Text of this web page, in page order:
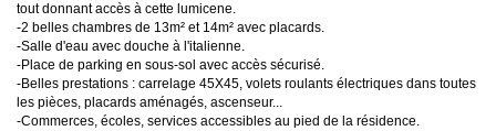
tout donnant accès à cette lumicene.
-2 belles chambres de 13m² et 14m² avec placards.
-Salle d'eau avec douche à l'italienne.
-Place de parking en sous-sol avec accès sécurisé.
-Belles prestations : carrelage 45X45, volets roulants électriques dans toutes
les pièces, placards aménagés, ascenseur...
-Commerces, écoles, services accessibles au pied de la résidence.